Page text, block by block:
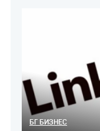
БГ БИЗНЕС